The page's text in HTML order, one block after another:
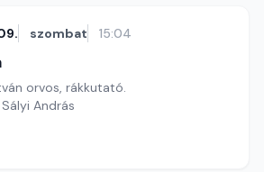
szombat 15:04
orvos, rákkutató.
András